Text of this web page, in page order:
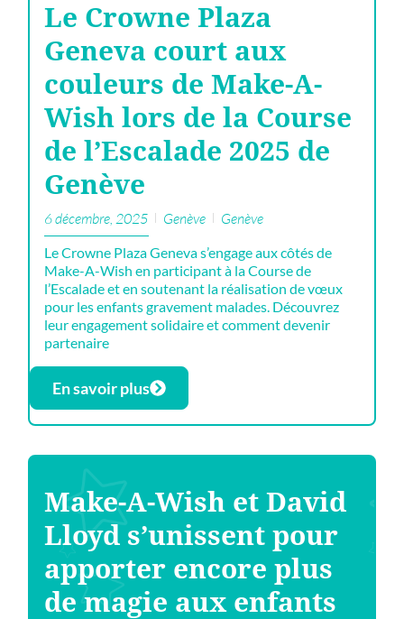
Le Crowne Plaza
Geneva court aux
couleurs de Make-A-
Wish lors de la Course
de l’Escalade 2025 de
Genève
6 décembre, 2025 Genève Genève
Le Crowne Plaza Geneva s’engage aux côtés de
Make-A-Wish en participant à la Course de
l’Escalade et en soutenant la réalisation de vœux
pour les enfants gravement malades. Découvrez
leur engagement solidaire et comment devenir
partenaire
En savoir plus
Make-A-Wish et David
Lloyd s’unissent pour
apporter encore plus
de magie aux enfants